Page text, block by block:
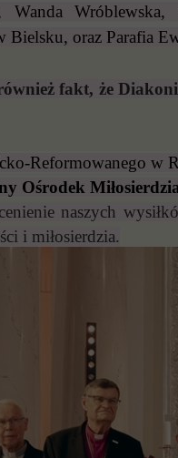
Wanda
Bielsku, oraz Parafia
fakt, że
Reformowanego w
Ośrodek
naszych
i miłosierdzia.